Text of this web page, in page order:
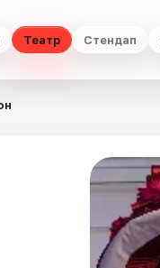
Театр Стендап